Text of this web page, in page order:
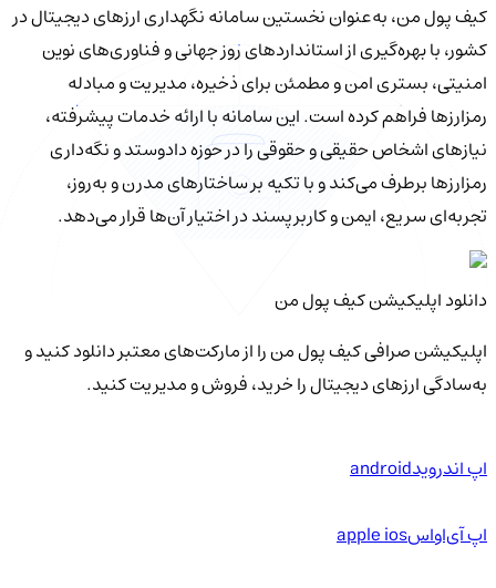
کیف‌ پول من، به‌عنوان نخستین سامانه نگهداری ارزهای دیجیتال در
کشور، با بهره‌گیری از استانداردهای روز جهانی و فناوری‌های نوین
امنیتی، بستری امن و مطمئن برای ذخیره، مدیریت و مبادله
رمزارزها فراهم کرده است. این سامانه با ارائه خدمات پیشرفته،
نیازهای اشخاص حقیقی و حقوقی را در حوزه دادوستد و نگه‌داری
رمزارزها برطرف می‌کند و با تکیه بر ساختارهای مدرن و به‌روز،
تجربه‌ای سریع، ایمن و کاربرپسند در اختیار آن‌ها قرار می‌دهد.
دانلود اپلیکیشن کیف‌ پول من
اپلیکیشن صرافی کیف پول من را از مارکت‌های معتبر دانلود کنید و
به‌سادگی ارزهای دیجیتال را خرید، فروش و مدیریت کنید.
اپ اندرویدandroid
اپ آی‌او‌اسapple ios